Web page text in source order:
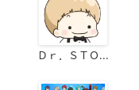
Ｄｒ．ＳＴＯ...